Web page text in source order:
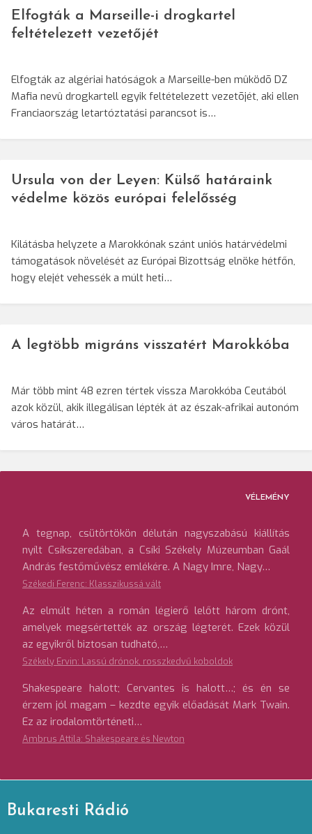
Elfogták a Marseille-i drogkartel
feltételezett vezetőjét
Elfogták az algériai hatóságok a Marseille-ben mûködõ DZ
Mafia nevû drogkartell egyik feltételezett vezetõjét, aki ellen
Franciaország letartóztatási parancsot is…
Ursula von der Leyen: Külső határaink
védelme közös európai felelősség
Kilátásba helyzete a Marokkónak szánt uniós határvédelmi
támogatások növelését az Európai Bizottság elnöke hétfőn,
hogy elejét vehessék a múlt heti…
A legtöbb migráns visszatért Marokkóba
Már több mint 48 ezren tértek vissza Marokkóba Ceutából
azok közül, akik illegálisan lépték át az észak-afrikai autonóm
város határát…
VÉLEMÉNY
A tegnap, csütörtökön délután nagyszabású kiállítás
nyílt Csíkszeredában, a Csíki Székely Múzeumban Gaál
András festőművész emlékére. A Nagy Imre, Nagy…
Székedi Ferenc: Klasszikussá vált
Az elmúlt héten a román légierő lelőtt három drónt,
amelyek megsértették az ország légterét. Ezek közül
az egyikről biztosan tudható,…
Székely Ervin: Lassú drónok, rosszkedvű koboldok
Shakespeare halott; Cervantes is halott…; és én se
érzem jól magam – kezdte egyik előadását Mark Twain.
Ez az irodalomtörténeti…
Ambrus Attila: Shakespeare és Newton
Bukaresti Rádió